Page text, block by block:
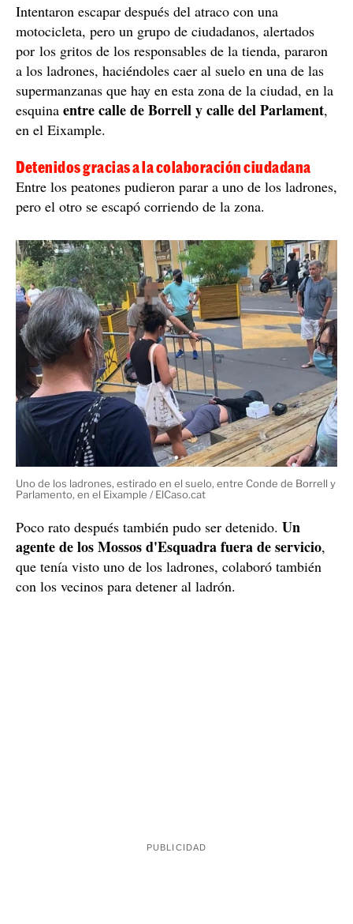
Intentaron escapar después del atraco con una
motocicleta, pero un grupo de ciudadanos, alertados
por los gritos de los responsables de la tienda, pararon
a los ladrones, haciéndoles caer al suelo en una de las
supermanzanas que hay en esta zona de la ciudad, en la
esquina entre calle de Borrell y calle del Parlament,
en el Eixample.
Entre los peatones pudieron parar a uno de los ladrones,
pero el otro se escapó corriendo de la zona.